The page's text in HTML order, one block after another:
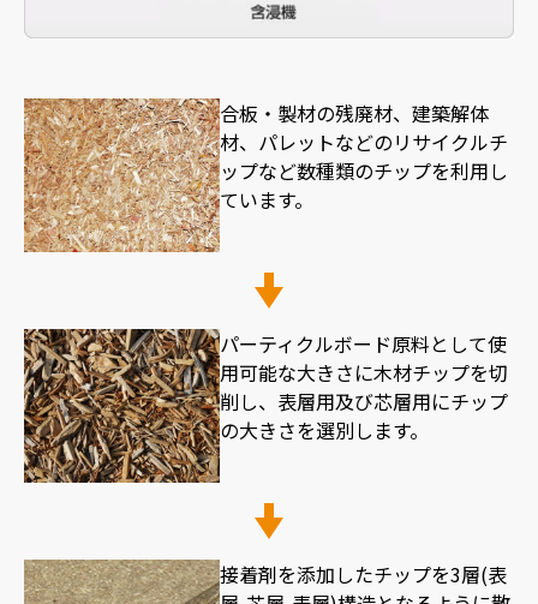
合板・製材の残廃材、建築解体
材、パレットなどのリサイクルチ
ップなど数種類のチップを利用し
ています。
パーティクルボード原料として使
用可能な大きさに木材チップを切
削し、表層用及び芯層用にチップ
の大きさを選別します。
接着剤を添加したチップを3層(表